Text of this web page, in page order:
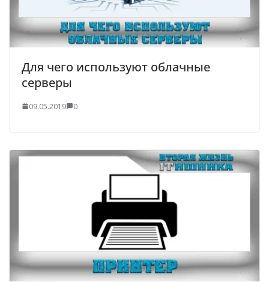
Для чего используют облачные
серверы
09.05.2019 0